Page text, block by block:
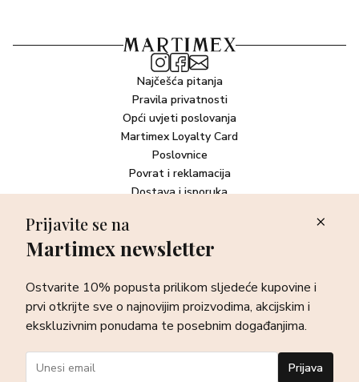
Najčešća pitanja
Pravila privatnosti
Opći uvjeti poslovanja
Martimex Loyalty Card
Poslovnice
Povrat i reklamacija
Dostava i isporuka
Newsletter
sve o najnovijim proizvodima, akcijskim i ekskluzivnim
ponudama te posebnim događanjima.
Prijava
Prijavite se na
Martimex newsletter
Ostvarite 10% popusta prilikom sljedeće kupovine i
prvi otkrijte sve o najnovijim proizvodima, akcijskim i
ekskluzivnim ponudama te posebnim događanjima.
Prijava